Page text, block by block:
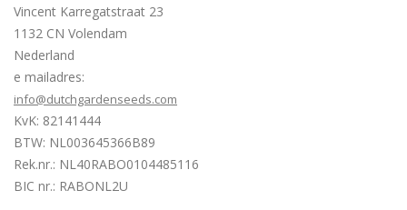
Vincent Karregatstraat 23
1132 CN Volendam
Nederland
e mailadres:
info@dutchgardenseeds.com
KvK: 82141444
BTW: NL003645366B89
Rek.nr.: NL40RABO0104485116
BIC nr.: RABONL2U